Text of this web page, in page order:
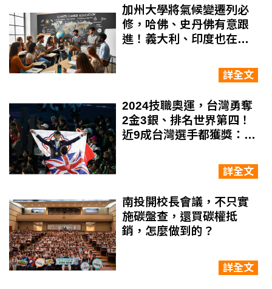
加州大學將氣候變遷列必
修，哈佛、史丹佛有意跟
進！義大利、印度也在
詳全文
2024技職奧運，台灣勇奪
2金3銀、排名世界第四！
近9成台灣選手都獲獎：堅
詳全文
南投開校長會議，不只實
施碳盤查，還買碳權抵
銷，怎麼做到的？
詳全文